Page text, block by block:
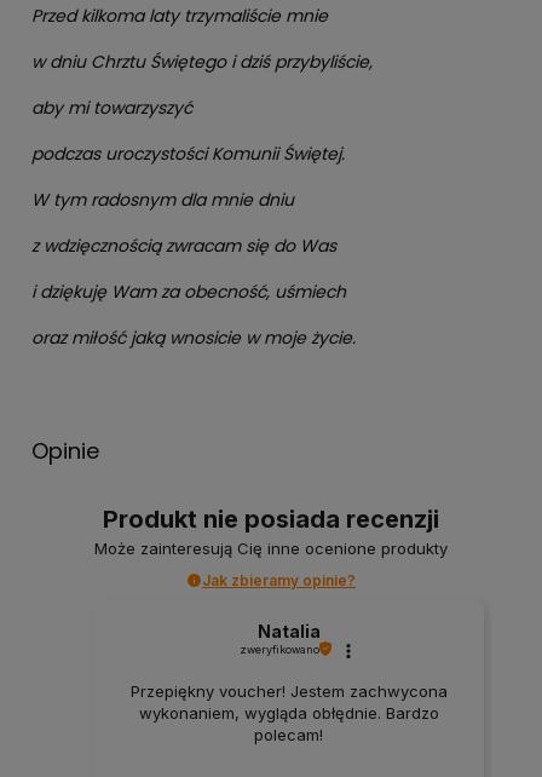
Przed kilkoma laty trzymaliście mnie
w dniu Chrztu Świętego i dziś przybyliście,
aby mi towarzyszyć
podczas uroczystości Komunii Świętej.
W tym radosnym dla mnie dniu
z wdzięcznością zwracam się do Was
i dziękuję Wam za obecność, uśmiech
oraz miłość jaką wnosicie w moje życie.
Opinie
Produkt nie posiada recenzji
Może zainteresują Cię inne ocenione produkty
Jak zbieramy opinie?
Natalia
zweryfikowano
Przepiękny voucher! Jestem zachwycona
wykonaniem, wygląda obłędnie. Bardzo
polecam!